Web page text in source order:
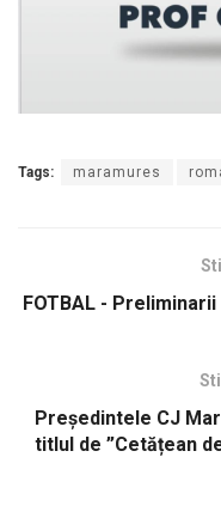
Tags: maramures
FOTBAL -
Președintele CJ
titlul de ”Cetățean